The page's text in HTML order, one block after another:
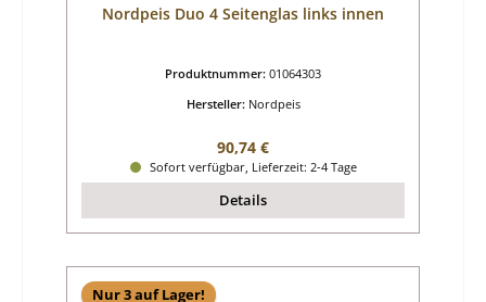
Nordpeis Duo 4 Seitenglas links innen
Produktnummer: 01064303
Hersteller: Nordpeis
Regulärer Preis:
90,74 €
Sofort verfügbar, Lieferzeit: 2-4 Tage
Details
Nur 3 auf Lager!